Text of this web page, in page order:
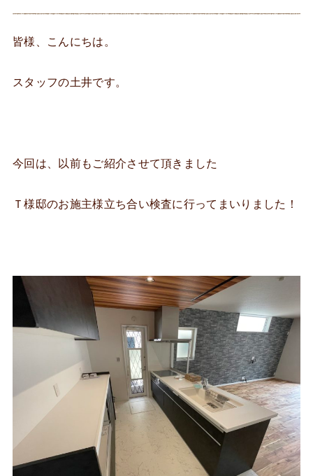
皆様、こんにちは。
スタッフの土井です。
今回は、以前もご紹介させて頂きました
Ｔ様邸のお施主様立ち合い検査に行ってまいりました！